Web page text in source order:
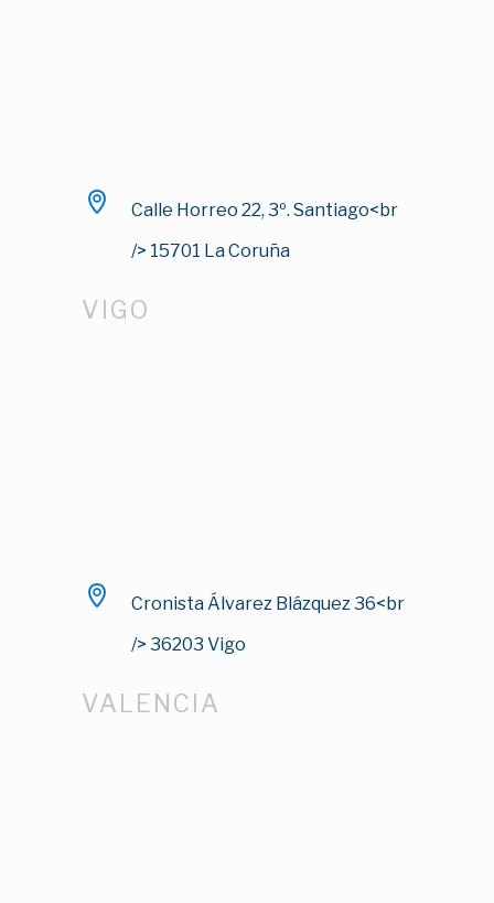
Calle Horreo 22, 3º. Santiago<br
/> 15701 La Coruña
VIGO
Cronista Álvarez Blázquez 36<br
/> 36203 Vigo
VALENCIA